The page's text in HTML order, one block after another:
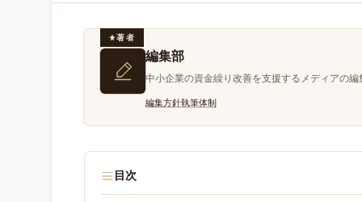
著者
編集部
中小企業の資金繰り改善を支援するメディアの編
編集方針執筆体制
目次